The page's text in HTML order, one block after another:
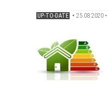
UP-TO-DATE • 25.08.2020 •